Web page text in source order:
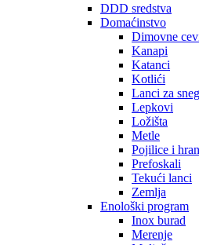
DDD sredstva
Domaćinstvo
Dimovne
Kanapi
Katanci
Kotlići
Lanci za sneg
Lepkovi
Ložišta
Metle
Pojilice i
Prefoskali
Tekući lanci
Zemlja
Enološki program
Inox burad
Merenje